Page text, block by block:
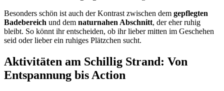
Besonders schön ist auch der Kontrast zwischen dem gepflegten
Badebereich und dem naturnahen Abschnitt, der eher ruhig
bleibt. So könnt ihr entscheiden, ob ihr lieber mitten im Geschehen
seid oder lieber ein ruhiges Plätzchen sucht.
Aktivitäten am Schillig Strand: Von
Entspannung bis Action